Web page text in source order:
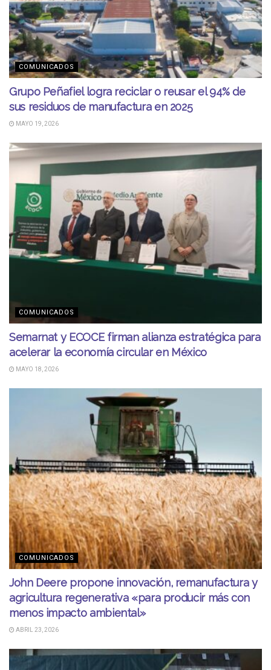
COMUNICADOS
Grupo Peñafiel logra reciclar o reusar el 94% de
sus residuos de manufactura en 2025
MAYO 19, 2026
COMUNICADOS
Semarnat y ECOCE firman alianza estratégica para
acelerar la economía circular en México
MAYO 18, 2026
COMUNICADOS
John Deere propone innovación, remanufactura y
agricultura regenerativa «para producir más con
menos impacto ambiental»
ABRIL 23, 2026